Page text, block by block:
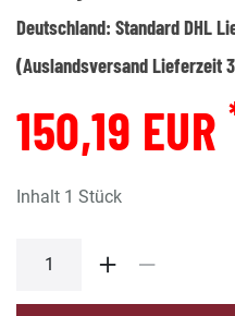
Deutschland: Standard DHL
(Auslandsversand Lieferzeit
150,19 EUR
Inhalt 1 Stück